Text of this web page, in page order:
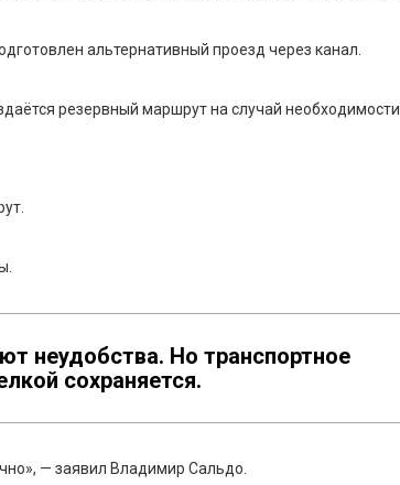
альтернативный проезд через канал.
резервный маршрут на случай необходимости.
неудобства. Но транспортное
сохраняется.
— заявил Владимир Сальдо.